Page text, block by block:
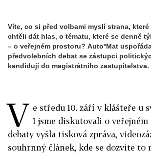
Víte, co si před volbami myslí strana, které
chtěli dát hlas, o tématu, které se denně
– o veřejném prostoru? Auto*Mat
předvolebních debat se zástupci
kandidují do magistrátního zastupitelstva.
V e středu 10. září v klášteře u
1 jsme diskutovali o
debaty vyšla tisková zpráva,
souhrnný článek, kde se dozvíte to